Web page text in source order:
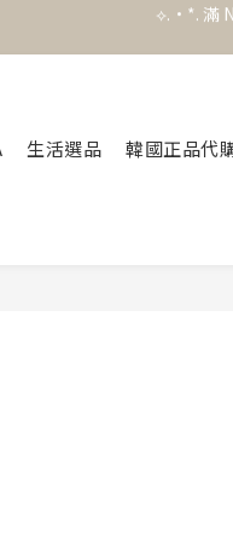
官 網 加 入
官 網 加 入
官 網 加 入 會
生活選品 韓國正品代